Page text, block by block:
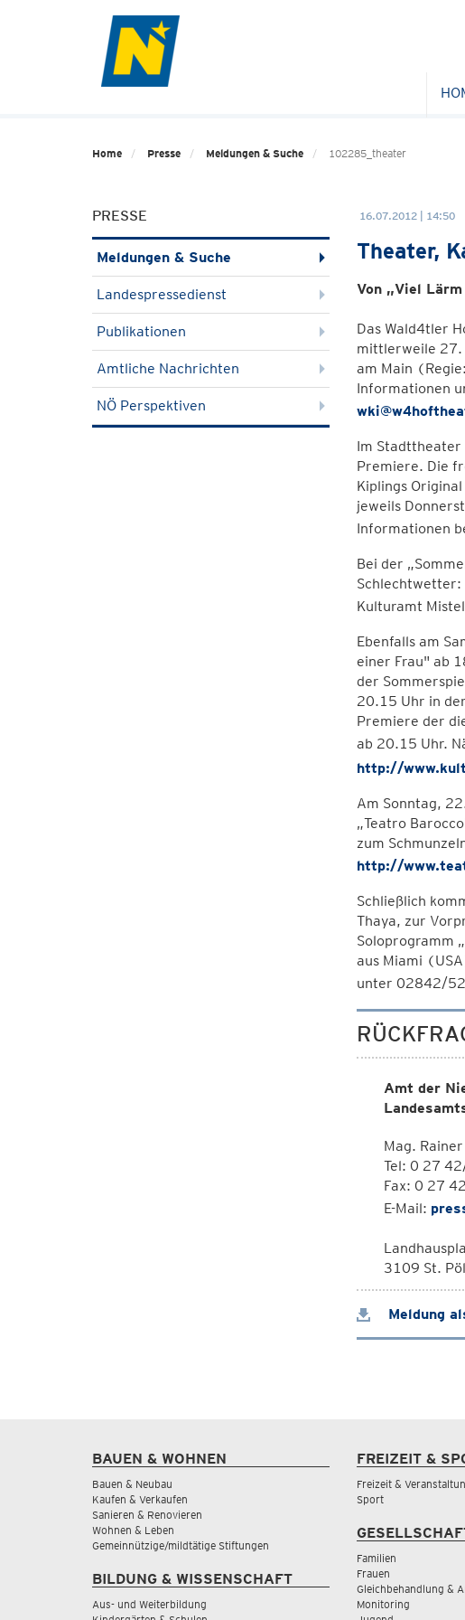
Home Presse Meldungen & Suche 102285_theater
PRESSE
Meldungen & Suche
Landespressedienst
Publikationen
Amtliche Nachrichten
NÖ Perspektiven
16.07.2012 | 14:50
Theater,
Von „Viel
Das Wald4tler
mittlerweile 27.
am Main
Informationen
Im Stadttheater
Premiere. Die
Kiplings
jeweils
Informationen
Bei der
Kulturamt
Ebenfalls am
einer Frau" ab
der
20.15 Uhr in
Premiere der
ab 20.15 Uhr.
http://
Am Sonntag,
„Teatro
zum
http://
Schließlich
Thaya, zur
Soloprogramm
aus Miami
unter 02842/
Amt der
Mag.
Tel: 0 27
Fax: 0 27
E-Mail:
3109 St.
Meldung
BAUEN & WOHNEN
Bauen & Neubau
Kaufen & Verkaufen
Sanieren & Renovieren
Wohnen & Leben
Gemeinnützige/mildtätige Stiftungen
BILDUNG & WISSENSCHAFT
Aus- und Weiterbildung
FREIZEIT &
Freizeit &
Sport
Familien
Frauen
Gleichbehandlung &
Monitoring